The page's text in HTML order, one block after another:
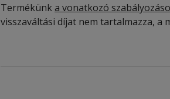
Termékünka vonatkozó
visszaváltási díjat nem tartalmazza,